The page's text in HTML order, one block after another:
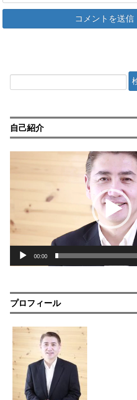
検
索:
自己紹介
動
ヤ
00:00
プロフィール